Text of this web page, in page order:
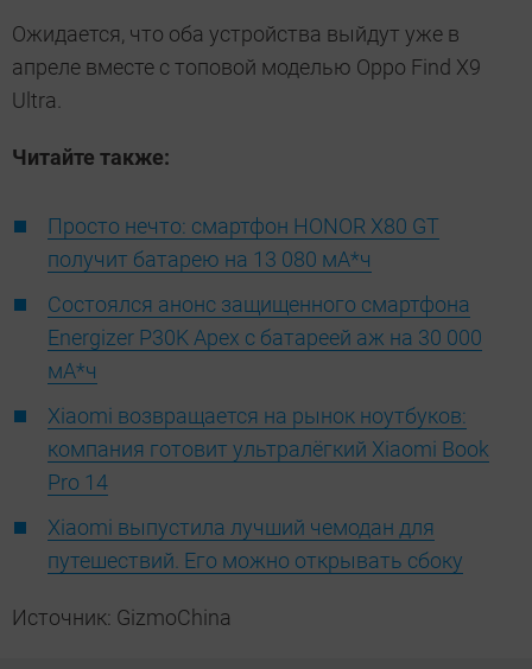
Ожидается, что оба устройства выйдут уже в
апреле вместе с топовой моделью Oppo Find X9
Ultra.
Читайте также:
Просто нечто: смартфон HONOR X80 GT
получит батарею на 13 080 мА*ч
Состоялся анонс защищенного смартфона
Energizer P30K Apex с батареей аж на 30 000
мА*ч
Xiaomi возвращается на рынок ноутбуков:
компания готовит ультралёгкий Xiaomi Book
Pro 14
Xiaomi выпустила лучший чемодан для
путешествий. Его можно открывать сбоку
Источник: GizmoChina